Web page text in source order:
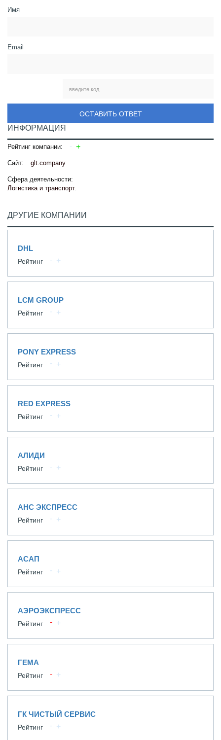
Имя
Email
ОСТАВИТЬ ОТВЕТ
ИНФОРМАЦИЯ
Рейтинг компании:
Сайт: glt.company
Сфера деятельности:
Логистика и транспорт.
ДРУГИЕ КОМПАНИИ
DHL
Рейтинг
LCM GROUP
Рейтинг
PONY EXPRESS
Рейтинг
RED EXPRESS
Рейтинг
АЛИДИ
Рейтинг
АНС ЭКСПРЕСС
Рейтинг
АСАП
Рейтинг
АЭРОЭКСПРЕСС
Рейтинг
ГЕМА
Рейтинг
ГК ЧИСТЫЙ СЕРВИС
Рейтинг